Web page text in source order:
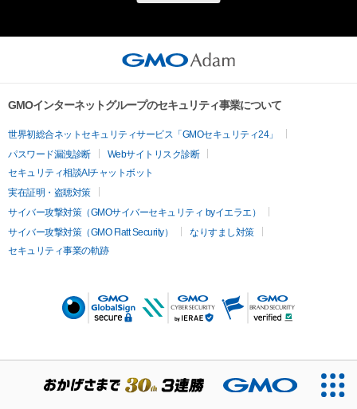
GMOインターネットグループのセキュリティ事業について
世界初総合ネットセキュリティサービス「GMOセキュリティ24」
パスワード漏洩診断
Webサイトリスク診断
セキュリティ相談AIチャットボット
実在証明・盗聴対策
サイバー攻撃対策（GMOサイバーセキュリティ byイエラエ）
サイバー攻撃対策（GMO Flatt Security）
なりすまし対策
セキュリティ事業の軌跡